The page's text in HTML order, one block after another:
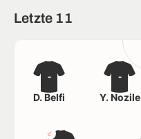
Letzte 11
-
D. Belfi
-
Y. Nozile